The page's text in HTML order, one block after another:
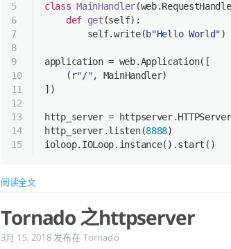
5
6
7
8
9
10
11
12
13
14
15
class MainHandler(
def get (self):
        self.write(
b"Hello World")
application = web.Application([
    (
r"/", MainHandler)
])
http_server =
http_server.listen(8888)
ioloop.IOLoop.instance().start()
阅读全文
Tornado 之httpserver
3月 15, 2018 发布在 Tornado